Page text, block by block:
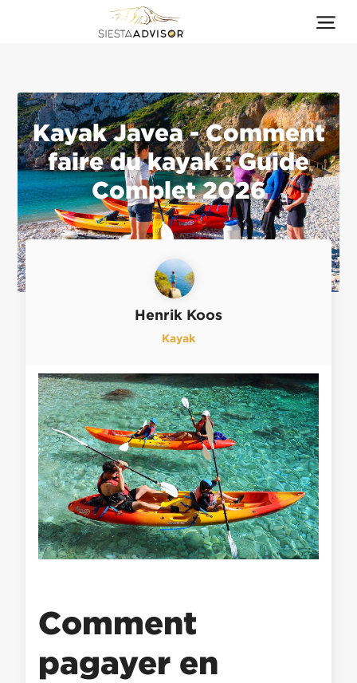
Kayak Javea - Comment
faire du kayak : Guide
Complet 2026
Henrik Koos
Kayak
Comment
pagayer en